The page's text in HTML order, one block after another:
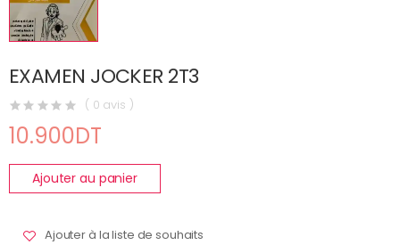
EXAMEN JOCKER 2T3
( 0 avis )
10.900DT
Ajouter au panier
Ajouter à la liste de souhaits